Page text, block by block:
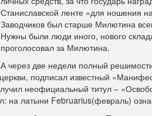
Станиславской ленте «для ношения
Заводчиков был старше Милютина
Нужны были люди иного, нового
проголосовал за Милютина.
А через две недели полный
подписал известный
неофициальный титул –
латыни Februarius(февраль)